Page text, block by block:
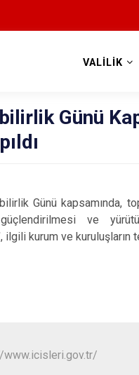
VALİLİK
Günü
Günü kapsamında,
güçlendirilmesi ve
ilgili kurum ve